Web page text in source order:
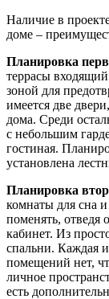
Наличие в
доме –
Планировка
террасы
зоной для
имеется две
дома. Среди
с небольшим
гостиная.
установлена
Планировка
комнаты для сна
поменять, отведя
кабинет. Из
спальни. Каждая
помещений нет,
личное
есть